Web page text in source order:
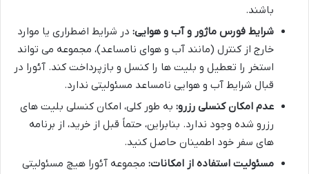
باشند.
شرایط فورس ماژور و آب و هوایی: در شرایط اضطراری یا موارد
خارج از کنترل (مانند آب و هوای نامساعد)، مجموعه می تواند
استخر را تعطیل و بلیت ها را کنسل و بازپرداخت کند. آئورا در
قبال شرایط آب و هوایی نامساعد مسئولیتی ندارد.
عدم امکان کنسلی رزرو: به طور کلی، امکان کنسلی بلیت های
رزرو شده وجود ندارد. بنابراین، حتماً قبل از خرید، از برنامه
های سفر خود اطمینان حاصل کنید.
مسئولیت استفاده از امکانات: مجموعه آئورا هیچ مسئولیتی